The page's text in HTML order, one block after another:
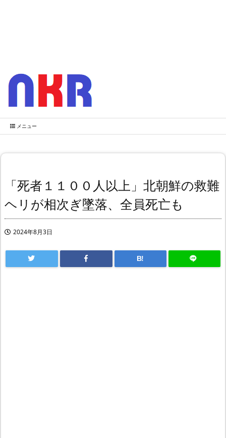
メニュー
「死者１１００人以上」北朝鮮の救難
ヘリが相次ぎ墜落、全員死亡も
2024年8月3日
B!